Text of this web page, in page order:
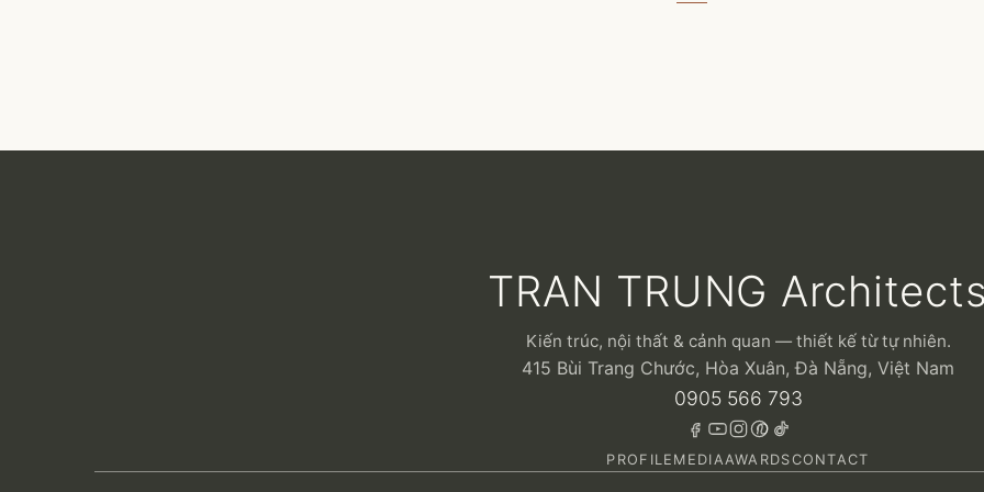
TRAN TRUNG
Kiến trúc, nội thất & cảnh quan — thiết kế từ tự nhiên.
415 Bùi Trang Chước, Hòa Xuân, Đà Nẵng, Việt Nam
0905 566 793
PROFILE MEDIAAWARDSCONTACT